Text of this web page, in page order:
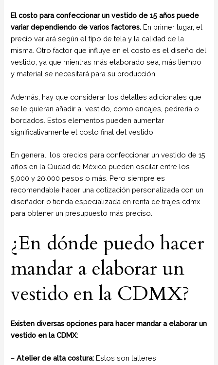
El costo para confeccionar un vestido de 15 años puede
variar dependiendo de varios factores. En primer lugar, el
precio variará según el tipo de tela y la calidad de la
misma. Otro factor que influye en el costo es el diseño del
vestido, ya que mientras más elaborado sea, más tiempo
y material se necesitará para su producción.
Además, hay que considerar los detalles adicionales que
se le quieran añadir al vestido, como encajes, pedrería o
bordados. Estos elementos pueden aumentar
significativamente el costo final del vestido.
En general, los precios para confeccionar un vestido de 15
años en la Ciudad de México pueden oscilar entre los
5,000 y 20,000 pesos o más. Pero siempre es
recomendable hacer una cotización personalizada con un
diseñador o tienda especializada en renta de trajes cdmx
para obtener un presupuesto más preciso.
¿En dónde puedo hacer
mandar a elaborar un
vestido en la CDMX?
Existen diversas opciones para hacer mandar a elaborar un
vestido en la CDMX:
–Atelier de alta costura: Estos son talleres